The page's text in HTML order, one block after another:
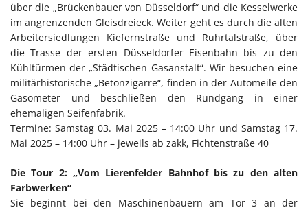
über die „Brückenbauer von Düsseldorf“ und die Kesselwerke
im angrenzenden Gleisdreieck. Weiter geht es durch die alten
Arbeitersiedlungen Kiefernstraße und Ruhrtalstraße, über
die Trasse der ersten Düsseldorfer Eisenbahn bis zu den
Kühltürmen der „Städtischen Gasanstalt“. Wir besuchen eine
militärhistorische „Betonzigarre“, finden in der Automeile den
Gasometer und beschließen den Rundgang in einer
ehemaligen Seifenfabrik.
Termine: Samstag 03. Mai 2025 – 14:00 Uhr und Samstag 17.
Mai 2025 – 14:00 Uhr – jeweils ab zakk, Fichtenstraße 40
Die Tour 2: „Vom Lierenfelder Bahnhof bis zu den alten
Farbwerken“
Sie beginnt bei den Maschinenbauern am Tor 3 an der